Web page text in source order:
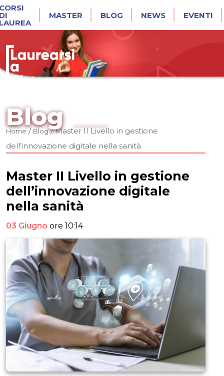
MASTER BLOG NEWS EVENTI
Blog
Home/Blog/Master II Livello in gestione
dell’innovazione digitale nella sanità
Master II Livello in gestione
dell’innovazione digitale
nella sanità
03 Giugno ore 10:14